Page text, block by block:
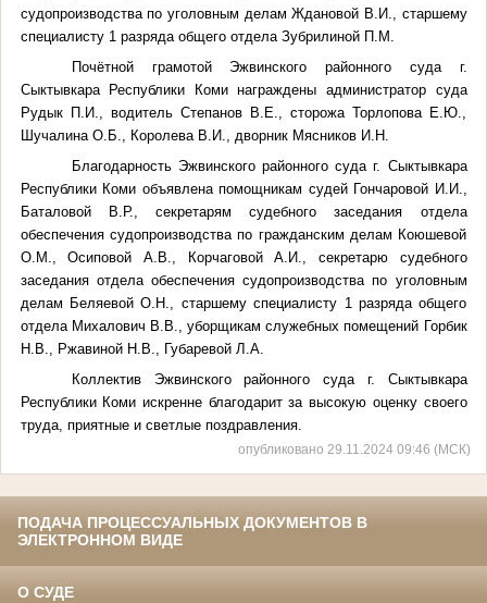
судопроизводства по уголовным делам Ждановой В.И., старшему
специалисту 1 разряда общего отдела Зубрилиной П.М.
Почётной грамотой Эжвинского районного суда г.
Сыктывкара Республики Коми награждены администратор суда
Рудык П.И., водитель Степанов В.Е., сторожа Торлопова Е.Ю.,
Шучалина О.Б., Королева В.И., дворник Мясников И.Н.
Благодарность Эжвинского районного суда г. Сыктывкара
Республики Коми объявлена помощникам судей Гончаровой И.И.,
Баталовой В.Р., секретарям судебного заседания отдела
обеспечения судопроизводства по гражданским делам Коюшевой
О.М., Осиповой А.В., Корчаговой А.И., секретарю судебного
заседания отдела обеспечения судопроизводства по уголовным
делам Беляевой О.Н., старшему специалисту 1 разряда общего
отдела Михалович В.В., уборщикам служебных помещений Горбик
Н.В., Ржавиной Н.В., Губаревой Л.А.
Коллектив Эжвинского районного суда г. Сыктывкара
Республики Коми искренне благодарит за высокую оценку своего
труда, приятные и светлые поздравления.
опубликовано 29.11.2024 09:46 (МСК)
ПОДАЧА ПРОЦЕССУАЛЬНЫХ ДОКУМЕНТОВ В
ЭЛЕКТРОННОМ ВИДЕ
О СУДЕ